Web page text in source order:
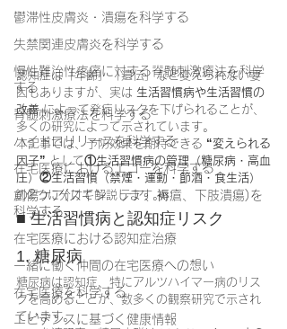
鬱滞性皮膚炎・潰瘍を科学する
失禁関連皮膚炎を科学する
慢性難治性疼痛に対する脊髄刺激療法を科学
する
脊髄刺激療法を科学する
ハイドロリリースを科学する
在宅医療におけるエコーを科学する
創傷ケア(スキン テア、褥瘡、下肢潰瘍)を
科学する
在宅医療における認知症治療
一緒に働く仲間の在宅医療への想い
在宅医療を科学する
エビデンスに基づく健康情報
認知症は「年齢」「遺伝」など変えられない要
因もありますが、実は 生活習慣病や生活習慣の
改善 によって発症リスクを下げられることが、
多くの研究によって示されています。
本記事では、予防効果を期待できる “変えられる
因子” として①生活習慣病の管理（糖尿病・高血
圧）②生活習慣（禁煙・運動・節酒・食生活）
の2つに分けて解説します。
■ 生活習慣病と認知症リスク
1. 糖尿病
糖尿病は認知症、特にアルツハイマー病のリス
クを高めることが、数多くの観察研究で示され
ています。